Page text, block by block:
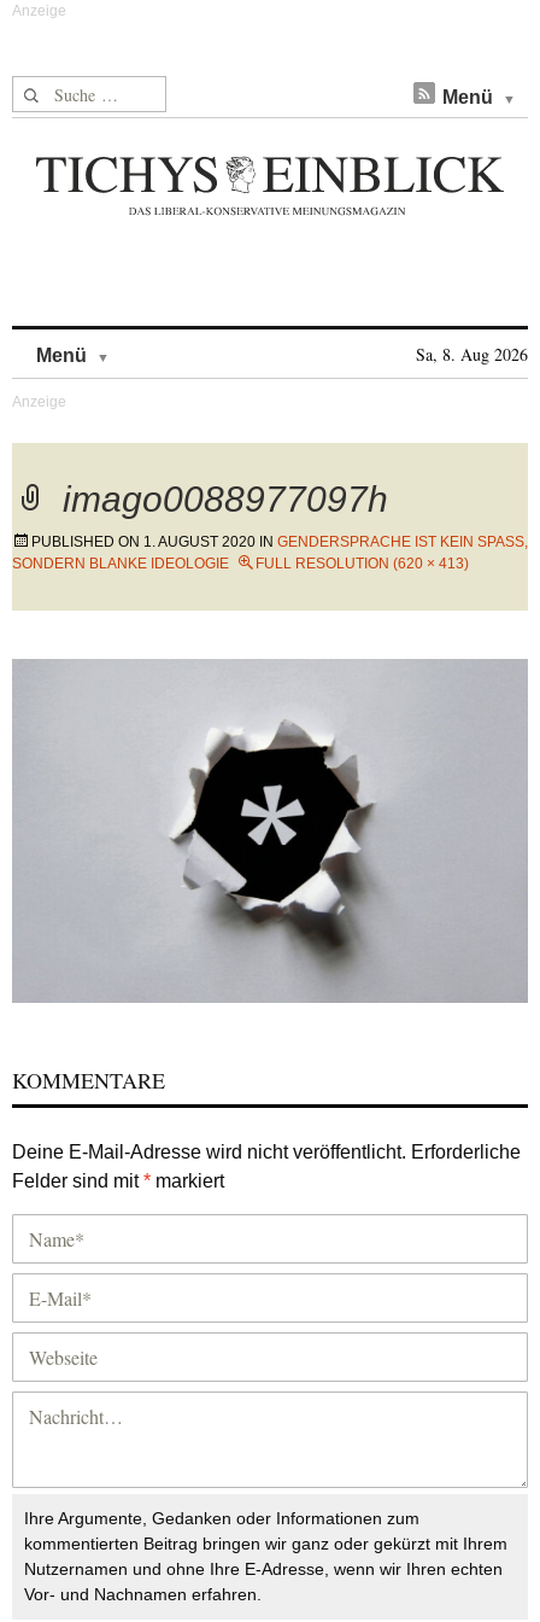
Suche nach: Menü
Menü Sa, 8. Aug 2026
imago0088977097h
PUBLISHED ON 1. AUGUST 2020 IN GENDERSPRACHE IST KEIN SPASS, S
ONDERN BLANKE IDEOLOGIE
FULL RESOLUTION (620 × 413)
KOMMENTARE
Deine E-Mail-Adresse wird nicht veröffentlicht. Erforderliche
Felder sind mit* markiert
Ihre Argumente, Gedanken oder Informationen zum
kommentierten Beitrag bringen wir ganz oder gekürzt mit Ihrem
Nutzernamen und ohne Ihre E-Adresse, wenn wir Ihren echten
Vor- und Nachnamen erfahren.